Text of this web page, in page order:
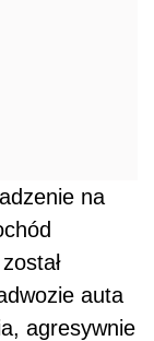
na
auta
agresywnie